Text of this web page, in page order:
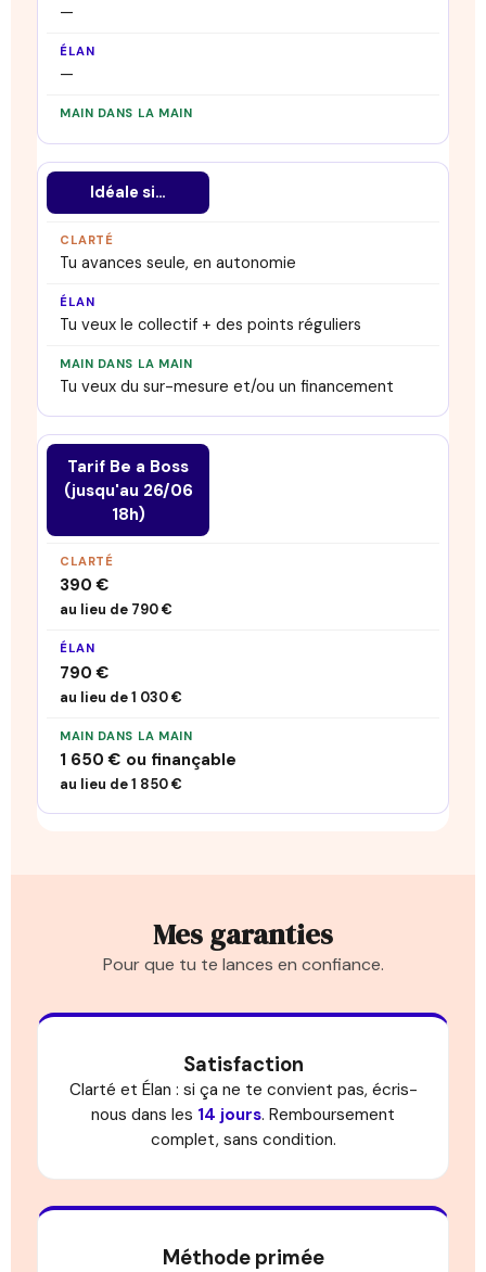
—
—
Idéale si…
Tu avances seule, en autonomie
Tu veux le collectif + des points réguliers
Tu veux du sur-mesure et/ou un financement
Tarif Be a Boss
(jusqu'au 26/06
18h)
390 €
au lieu de 790 €
790 €
au lieu de 1 030 €
1 650 € ou finançable
au lieu de 1 850 €
Mes garanties
Pour que tu te lances en confiance.
Satisfaction
Clarté et Élan : si ça ne te convient pas, écris-
nous dans les 14 jours. Remboursement
complet, sans condition.
Méthode primée